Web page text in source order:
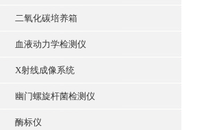
二氧化碳培养箱
血液动力学检测仪
X射线成像系统
幽门螺旋杆菌检测仪
酶标仪